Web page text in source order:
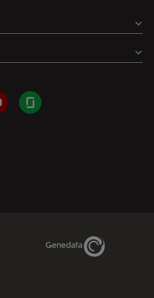
Glassdoor
Genedata Link